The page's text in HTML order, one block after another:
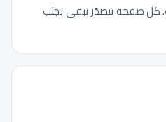
كل صفحة تتصدّر تبقى تجلب